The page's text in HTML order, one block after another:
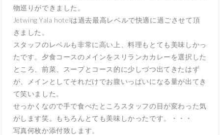
物巡りができました。
Jetwing Yala hotelは過去最高レベルで快適に過ごさせて頂
きました。
スタッフのレベルも非常に高い上、料理もとても美味しかっ
たです。 夕食コースのメインをスリランカカレーを選択した
ところ、前菜、
スープとコース的に少しづつ出てきたはず
が、
メインとしてそれだけでお腹いっぱいになる量が出てき
て笑いまし た。
せっかくなので手で食べたところスタッフの目が変わった気
がします笑。もちろんとても美味しかったです。・・・
写真何枚か添付致します。